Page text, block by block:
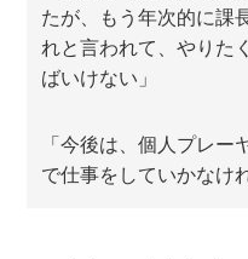
たが、もう年次的に課
れと言われて、やりた
ばいけない」
「今後は、個人プレー
で仕事をしていかなけ